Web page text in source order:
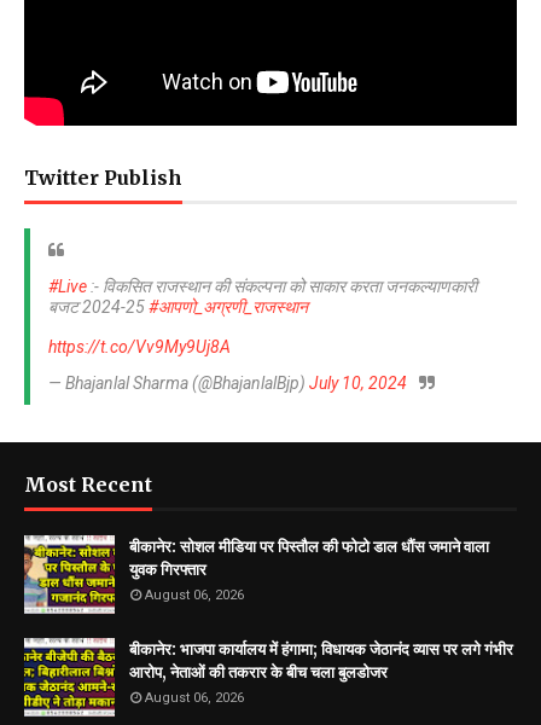
Twitter Publish
#Live :- विकसित राजस्थान की संकल्पना को साकार करता जनकल्याणकारी
बजट 2024-25#आपणो_अग्रणी_राजस्थान
https://t.co/Vv9My9Uj8A
— Bhajanlal Sharma (@BhajanlalBjp) July 10, 2024
Most Recent
बीकानेर: सोशल मीडिया पर पिस्तौल की फोटो डाल धौंस जमाने वाला
युवक गिरफ्तार
August 06, 2026
बीकानेर: भाजपा कार्यालय में हंगामा; विधायक जेठानंद व्यास पर लगे गंभीर
आरोप, नेताओं की तकरार के बीच चला बुलडोजर
August 06, 2026